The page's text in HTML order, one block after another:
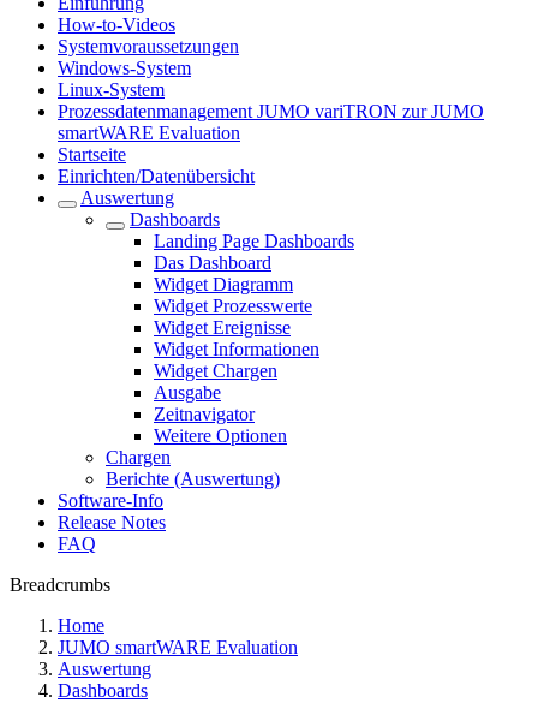
How-to-Videos
Systemvoraussetzungen
Windows-System
Linux-System
Prozessdatenmanagement JUMO variTRON zur JUMO
smartWARE Evaluation
Startseite
Einrichten/Datenübersicht
Auswertung
Dashboards
Landing Page Dashboards
Das Dashboard
Widget Diagramm
Widget Prozesswerte
Widget Ereignisse
Widget Informationen
Widget Chargen
Ausgabe
Zeitnavigator
Weitere Optionen
Chargen
Berichte (Auswertung)
Software-Info
Release Notes
FAQ
Breadcrumbs
Home
JUMO smartWARE Evaluation
Auswertung
Dashboards